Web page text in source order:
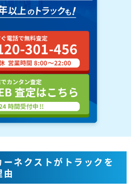
ネクストがトラックを
由